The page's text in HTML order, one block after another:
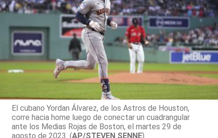
El cubano Yordan Álvarez, de los Astros de Houston,
corre hacia home luego de conectar un cuadrangular
ante los Medias Rojas de Boston, el martes 29 de
agosto de 2023. (AP/STEVEN SENNE)